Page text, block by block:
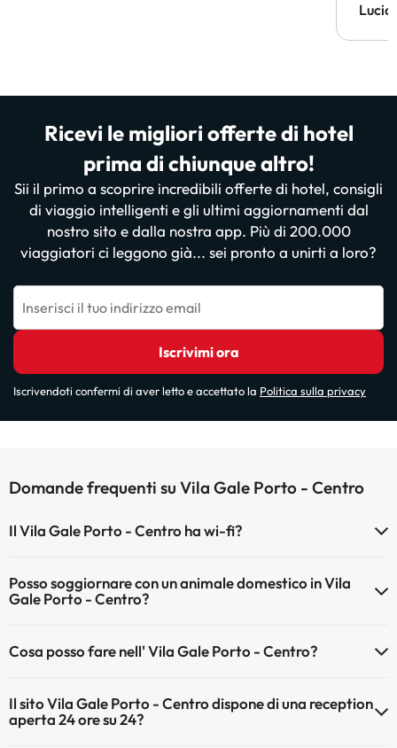
Lucia
Ricevi le migliori offerte di hotel
prima di chiunque altro!
Sii il primo a scoprire incredibili offerte di hotel, consigli
di viaggio intelligenti e gli ultimi aggiornamenti dal
nostro sito e dalla nostra app. Più di 200.000
viaggiatori ci leggono già... sei pronto a unirti a loro?
Inserisci il tuo indirizzo email
Iscrivimi ora
Iscrivendoti confermi di aver letto e accettato la Politica sulla privacy
Domande frequenti su Vila Gale Porto - Centro
Il Vila Gale Porto - Centro ha wi-fi?
Posso soggiornare con un animale domestico in Vila
Gale Porto - Centro?
Cosa posso fare nell' Vila Gale Porto - Centro?
essere a pagamento):
Il sito Vila Gale Porto - Centro dispone di una reception
aperta 24 ore su 24?